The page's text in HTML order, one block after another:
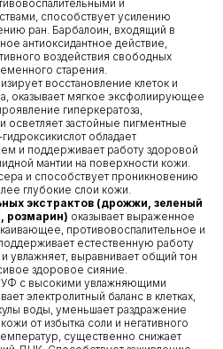
и
способствует усилению
ран. Барбалоин, входящий в
антиоксидантное действие,
воздействия свободных
старения.
восстановление клеток и
оказывает мягкое эксфолиирующее
гиперкератоза,
осветляет застойные пигментные
обладает
и поддерживает работу здоровой
мантии на поверхности кожи.
и способствует проникновению
глубокие слои кожи.
экстрактов (дрожжи, зеленый
розмарин) оказывает выраженное
противовоспалительное и
естественную работу
увлажняет, выравнивает общий тон
здоровое сияние.
с высокими увлажняющими
электролитный баланс в клетках,
воды, уменьшает раздражение
от избытка соли и негативного
существенно снижает